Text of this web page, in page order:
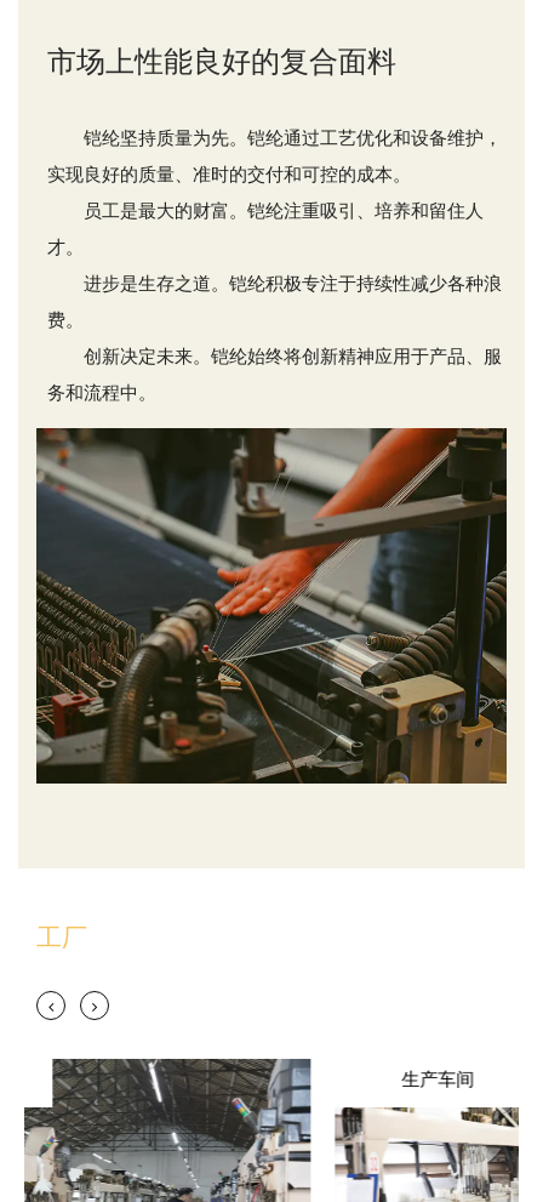
市场上性能良好的复合面料
铠纶坚持质量为先。铠纶通过工艺优化和设备维护，
实现良好的质量、准时的交付和可控的成本。
员工是最大的财富。铠纶注重吸引、培养和留住人
才。
进步是生存之道。铠纶积极专注于持续性减少各种浪
费。
创新决定未来。铠纶始终将创新精神应用于产品、服
务和流程中。
工厂
生产车间